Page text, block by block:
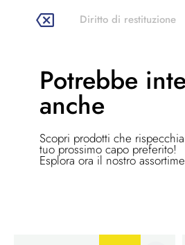
Diritto di restituzione
Potrebbe
anche
Scopri prodotti che
tuo prossimo capo preferito!
Esplora ora il nostro